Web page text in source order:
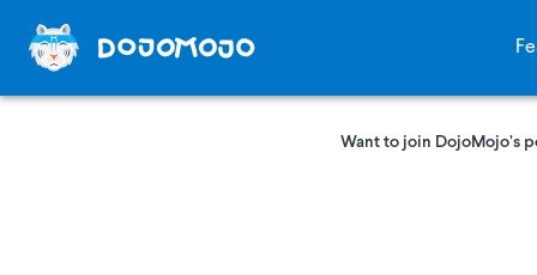
Want to join DojoMojo’s